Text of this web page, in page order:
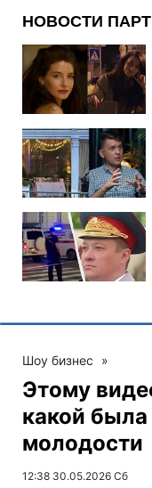
Шоу бизнес »
Этому
какой
молодости
12:38 30.05.2026 Сб